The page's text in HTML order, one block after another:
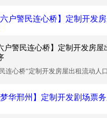
户警民连心桥】定制开发房屋
连心桥”定制开发房屋出租流动人